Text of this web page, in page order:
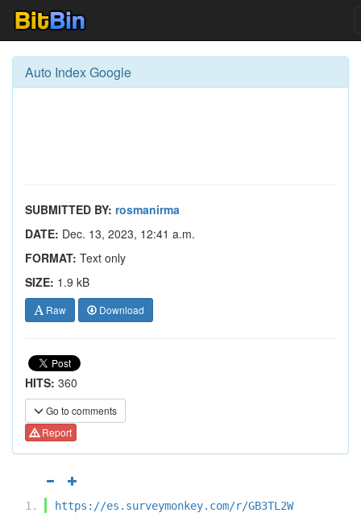
Auto Index Google
SUBMITTED BY: rosmanirma
DATE: Dec. 13, 2023, 12:41 a.m.
FORMAT: Text only
SIZE: 1.9 kB
Raw Download
HITS: 360
Go to comments
Report
https://es.surveymonkey.com/r/GB3TL2W